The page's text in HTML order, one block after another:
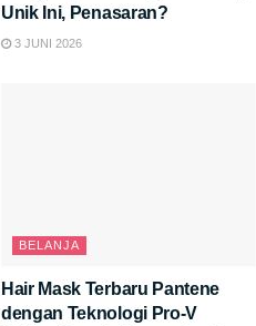
Unik Ini, Penasaran?
3 JUNI 2026
BELANJA
Hair Mask Terbaru Pantene
dengan Teknologi Pro-V